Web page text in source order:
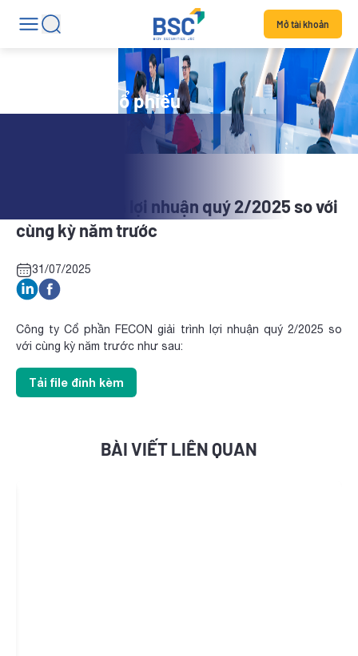
Mở tài khoản
Tin tức mã cổ phiếu
FCN: Giải trình lợi nhuận quý 2/2025 so với
cùng kỳ năm trước
31/07/2025
Công ty Cổ phần FECON giải trình lợi nhuận quý 2/2025 so
với cùng kỳ năm trước như sau:
Tải file đính kèm
BÀI VIẾT LIÊN QUAN